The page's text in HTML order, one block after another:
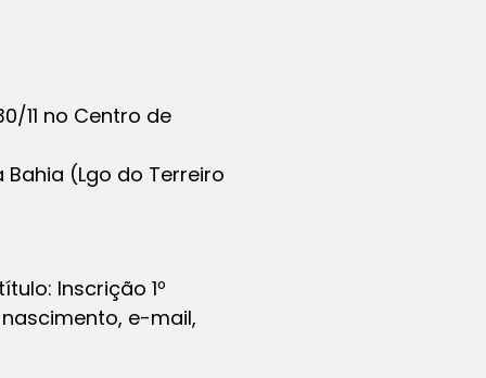
11 no Centro de
Bahia (Lgo do Terreiro
Inscrição 1º
e-mail,